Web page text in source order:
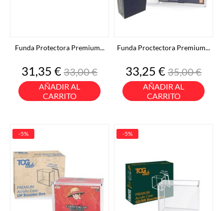
Funda Protectora Premium...
Precio
31,35 €Precio
base
33,00 €
AÑADIR AL
CARRITO
Funda Proctectora Premium...
Precio
33,25 €Precio
base
35,00 €
AÑADIR AL
CARRITO
-5% -5%